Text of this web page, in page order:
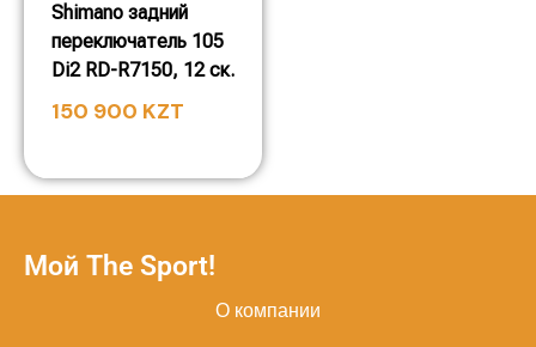
Shimano задний
переключатель 105
Di2 RD-R7150, 12 ск.
150 900 KZT
Мой The Sport!
О компании